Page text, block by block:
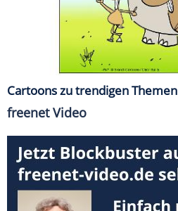
Cartoons zu trendigen Themen
freenet Video